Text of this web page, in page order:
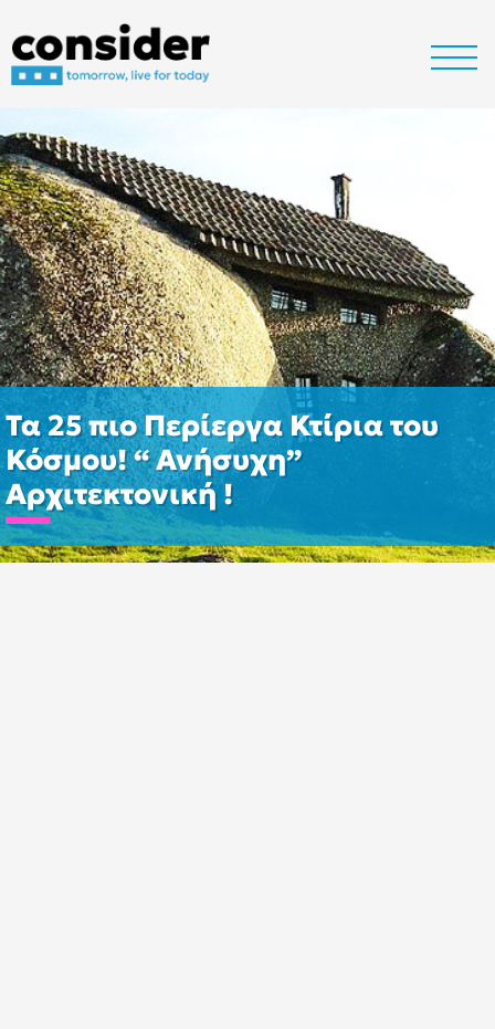
Τα 25 πιο Περίεργα Κτίρια του
Κόσμου! “ Ανήσυχη”
Αρχιτεκτονική !